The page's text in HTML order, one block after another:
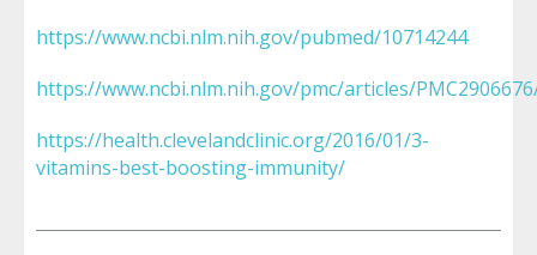
https://www.ncbi.nlm.nih.gov/pubmed/10714244
https://www.ncbi.nlm.nih.gov/pmc/articles/
https://health.clevelandclinic.org/2016/01/3-
vitamins-best-boosting-immunity/